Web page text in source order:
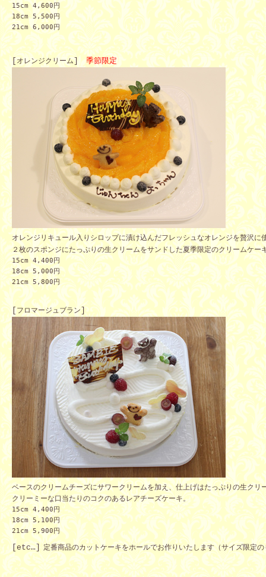
15cm 4,600円
18cm 5,500円
21cm 6,000円
[オレンジクリーム] 季節限定
オレンジリキュール入りシロップに漬け込んだフレッシュなオレンジを贅沢に
２枚のスポンジにたっぷりの生クリームをサンドした夏季限定のクリームケー
15cm 4,400円
18cm 5,000円
21cm 5,800円
[ フロマージュブラン]
ベースのクリームチーズにサワークリームを加え、仕上げはたっぷりの生クリ
クリーミーな口当たりのコクのあるレアチーズケーキ。
15cm 4,400円
18cm 5,100 円
21cm 5,900 円
[etc…] 定番商品のカットケーキをホールでお作りいたします（サイズ限定